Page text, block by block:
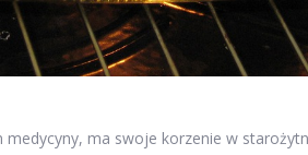
ma swoje korzenie w